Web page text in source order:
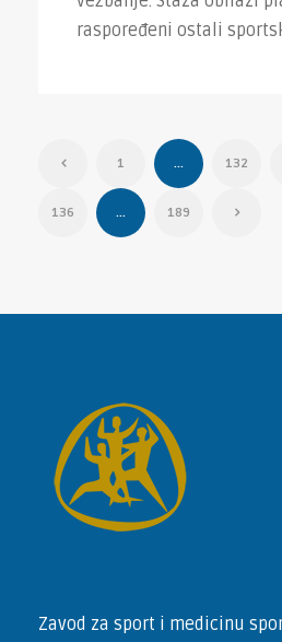
raspoređeni ostali
1 … 132
136 … 189
Zavod za sport i medicinu